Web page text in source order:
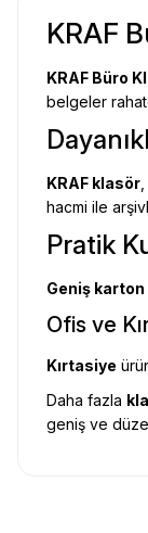
KRAF
KRAF Büro
belgeler
KRAF klasör
hacmi ile
Pratik
Geniş
Ofis ve
Kırtasiye
Daha fazla
geniş ve